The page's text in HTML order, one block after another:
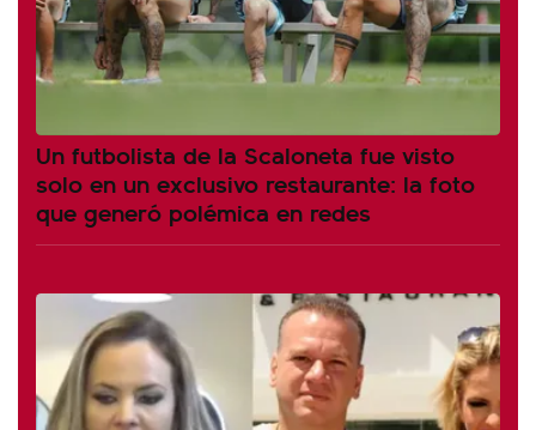
Un futbolista de la Scaloneta fue visto
solo en un exclusivo restaurante: la foto
que generó polémica en redes